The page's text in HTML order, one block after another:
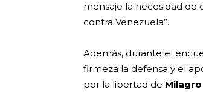
mensaje la necesidad de
contra Venezuela”.
Además, durante el
firmeza la defensa y el
por la libertad de Milagro